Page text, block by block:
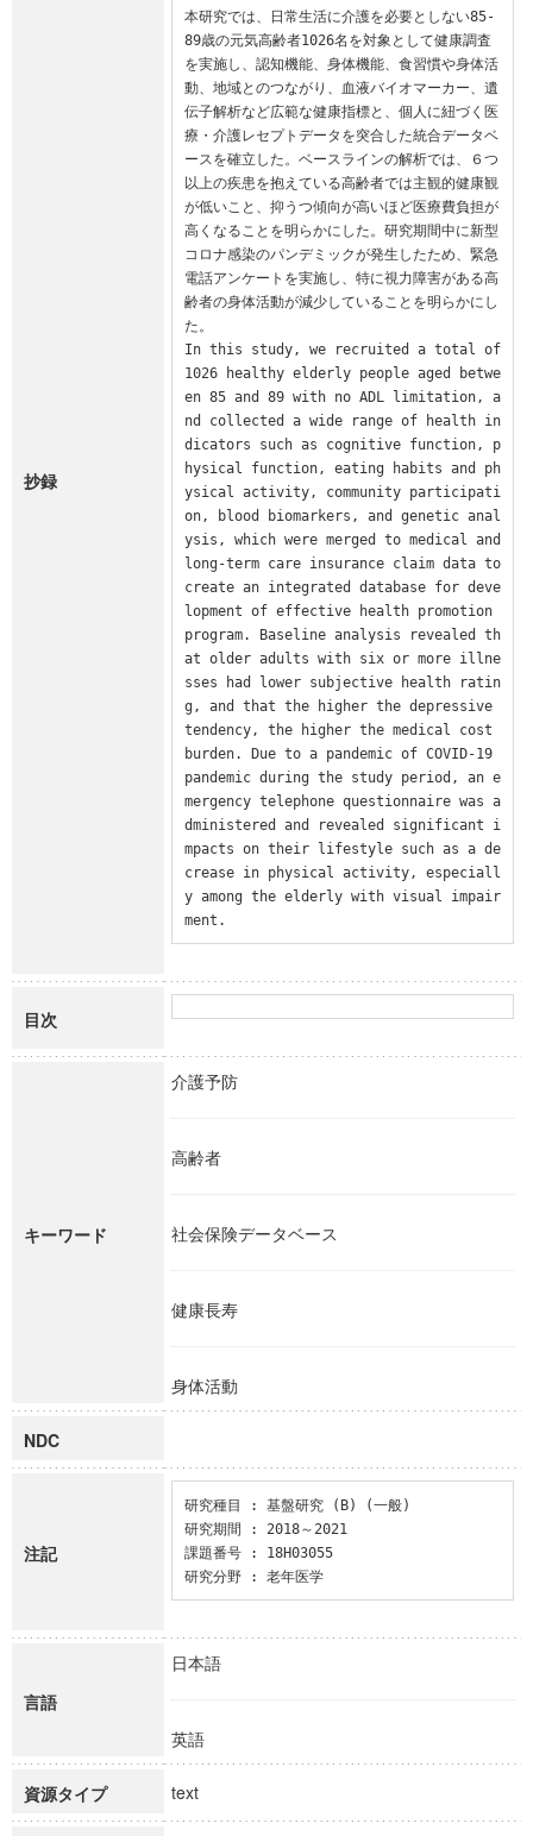
抄録
本研究では、日常生活に介護を必要としない85-
89歳の元気高齢者1026名を対象として健康調査
を実施し、認知機能、身体機能、食習慣や身体活
動、地域とのつながり、血液バイオマーカー、遺
伝子解析など広範な健康指標と、個人に紐づく医
療・介護レセプトデータを突合した統合データベ
ースを確立した。ベースラインの解析では、６つ
以上の疾患を抱えている高齢者では主観的健康観
が低いこと、抑うつ傾向が高いほど医療費負担が
高くなることを明らかにした。研究期間中に新型
コロナ感染のパンデミックが発生したため、緊急
電話アンケートを実施し、特に視力障害がある高
齢者の身体活動が減少していることを明らかにし
た。
In this study, we recruited a total of
1026 healthy elderly people aged betwe
en 85 and 89 with no ADL limitation, a
nd collected a wide range of health in
dicators such as cognitive function, p
hysical function, eating habits and ph
ysical activity, community participati
on, blood biomarkers, and genetic anal
ysis, which were merged to medical and
long-term care insurance claim data to
create an integrated database for deve
lopment of effective health promotion
program. Baseline analysis revealed th
at older adults with six or more illne
sses had lower subjective health ratin
g, and that the higher the depressive
tendency, the higher the medical cost
burden. Due to a pandemic of COVID-19
pandemic during the study period, an e
mergency telephone questionnaire was a
dministered and revealed significant i
mpacts on their lifestyle such as a de
crease in physical activity, especiall
y among the elderly with visual impair
ment.
目次
キーワード
介護予防
高齢者
社会保険データベース
健康長寿
身体活動
NDC
注記
研究種目 : 基盤研究 (B) (一般)
研究期間 : 2018～2021
課題番号 : 18H03055
研究分野 : 老年医学
言語
日本語
英語
資源タイプ text